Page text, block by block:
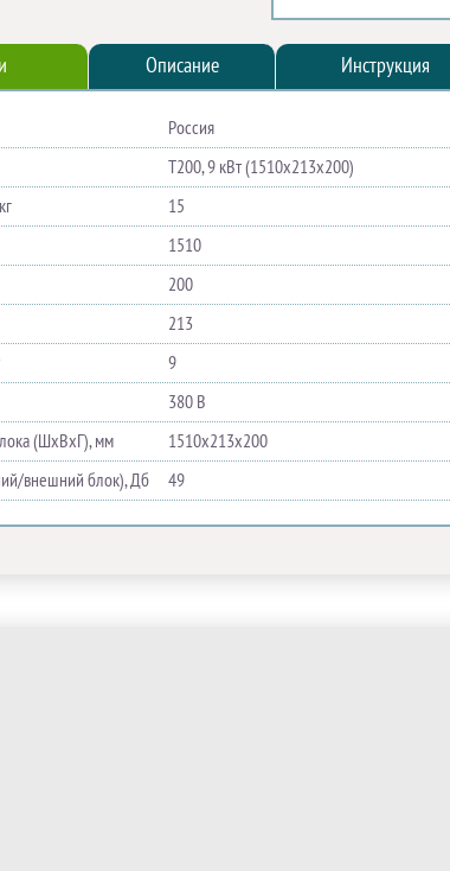
Описание Инструкция
Россия
Т200, 9 кВт (1510х213х200)
15
1510
200
213
9
380 В
(ШхВхГ), мм
1510х213х200
внешний блок), Дб
49